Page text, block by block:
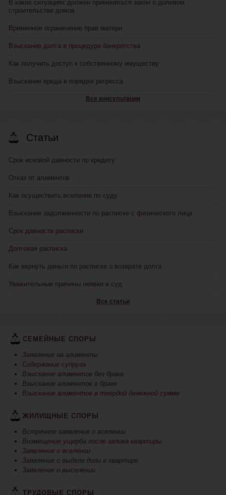
В каких ситуациях должен применяться закон о долевом
строительстве домов
Временное ограничение прав матери
Взыскание долга в процедуре банкротства
Как получить доступ к собственному имуществу
Взыскание вреда в порядке регресса
Все консультации
Статьи
Срок исковой давности по кредиту
Отказ от алиментов
Как осуществить вселение по суду
Взыскание задолженности по расписке с физического лица
Срок давности расписки
Долговая расписка
Как вернуть деньги по расписке о возврате долга
Уважительные причины неявки в суд
Все статьи
СЕМЕЙНЫЕ СПОРЫ
Заявление на алименты
Содержание супруга
Взыскание алиментов без брака
Взыскание алиментов в браке
Взыскание алиментов в твердой денежной сумме
ЖИЛИЩНЫЕ СПОРЫ
Встречное заявление о вселении
Возмещение ущерба после залива квартиры
Заявление о вселении
Заявление о выделе доли в квартире
Заявление о выселении
ТРУДОВЫЕ СПОРЫ